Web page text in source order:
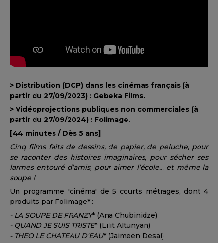
> Distribution (DCP) dans les cinémas français (à
partir du 27/09/2023) : Gebeka Films.
> Vidéoprojections publiques non commerciales (à
partir du 27/09/2024) : Folimage.
[44 minutes / Dès 5 ans]
Cinq films faits de dessins, de papier, de peluche, pour
se raconter des histoires imaginaires, pour sécher ses
larmes entouré d’amis, pour aimer l’école… et même la
soupe !
Un programme 'cinéma' de 5 courts métrages, dont 4
produits par Folimage* :
- LA SOUPE DE FRANZY* (Ana Chubinidze)
- QUAND JE SUIS TRISTE* (Lilit Altunyan)
- THEO LE CHATEAU D'EAU* (Jaimeen Desai)